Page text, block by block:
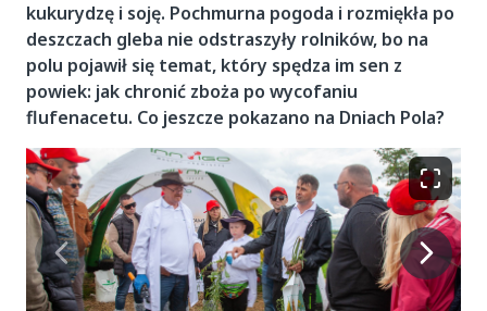
kukurydzę i soję. Pochmurna pogoda i rozmiękła po
deszczach gleba nie odstraszyły rolników, bo na
polu pojawił się temat, który spędza im sen z
powiek: jak chronić zboża po wycofaniu
flufenacetu. Co jeszcze pokazano na Dniach Pola?